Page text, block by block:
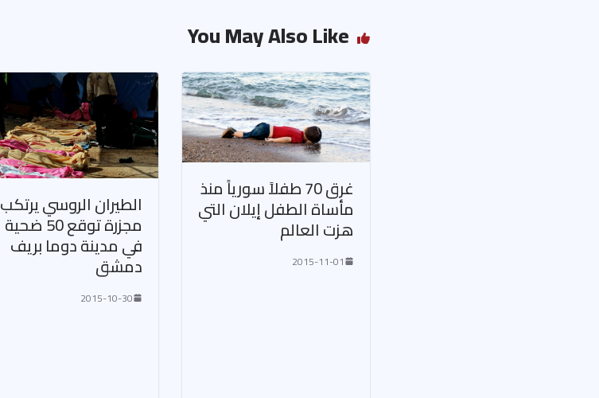
You May Also Like
غرق 70 طفلاً سورياً منذ
مأساة الطفل إيلان التي
هزت العالم
2015-11-01
الطيران الروسي يرتكب
مجزرة توقع 50 ضحية
في مدينة دوما بريف
دمشق
2015-10-30